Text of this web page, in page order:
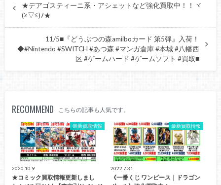
★デアゴスティーニ系・アシェットなど強化買取中！！ヾ
(≧▽≦)ﾉ★
11/5■『どうぶつの森amiiboカード 第5弾』入荷！
◆#Nintendo #SWITCH #あつ森 #マンガ倉庫 #本城 #八幡西
区 #ゲームハード #ゲームソフト #買取■
RECOMMEND こちらの記事も人気です。
最新買取情報
2020.10.9
★コミック買取情報更新しまし
最新買取情報
2022.7.31
《一番くじ ワンピース｜ドラゴン